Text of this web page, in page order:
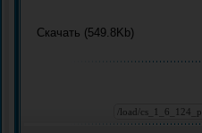
Скачать (549.8Kb)